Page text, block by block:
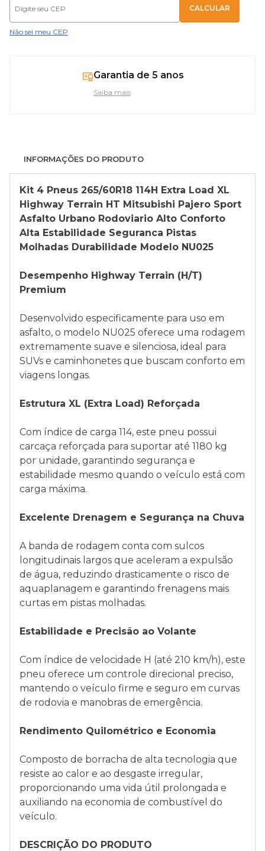
Não sei meu CEP
Garantia de 5 anos
Saiba mais
INFORMAÇÕES DO PRODUTO
Kit 4 Pneus 265/60R18 114H Extra Load XL
Highway Terrain HT Mitsubishi Pajero Sport
Asfalto Urbano Rodoviario Alto Conforto
Alta Estabilidade Seguranca Pistas
Molhadas Durabilidade Modelo NU025
Desempenho Highway Terrain (H/T)
Premium
Desenvolvido especificamente para uso em
asfalto, o modelo NU025 oferece uma rodagem
extremamente suave e silenciosa, ideal para
SUVs e caminhonetes que buscam conforto em
viagens longas.
Estrutura XL (Extra Load) Reforçada
Com índice de carga 114, este pneu possui
carcaça reforçada para suportar até 1180 kg
por unidade, garantindo segurança e
estabilidade mesmo quando o veículo está com
carga máxima.
Excelente Drenagem e Segurança na Chuva
A banda de rodagem conta com sulcos
longitudinais largos que aceleram a expulsão
de água, reduzindo drasticamente o risco de
aquaplanagem e garantindo frenagens mais
curtas em pistas molhadas.
Estabilidade e Precisão ao Volante
Com índice de velocidade H (até 210 km/h), este
pneu oferece um controle direcional preciso,
mantendo o veículo firme e seguro em curvas
de rodovia e manobras de emergência.
Rendimento Quilométrico e Economia
Composto de borracha de alta tecnologia que
resiste ao calor e ao desgaste irregular,
proporcionando uma vida útil prolongada e
auxiliando na economia de combustível do
veículo.
DESCRIÇÃO DO PRODUTO